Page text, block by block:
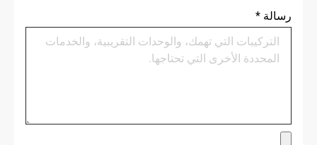
رسالة *